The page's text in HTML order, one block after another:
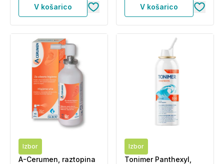
V košarico V košarico
Izbor
A-Cerumen, raztopina
Izbor
Tonimer Panthexyl,